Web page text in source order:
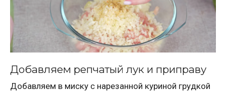
Добавляем репчатый лук и приправу
Добавляем в миску с нарезанной куриной грудкой